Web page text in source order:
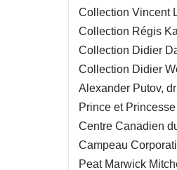
Collection Vincent
Collection Régis
Collection Didier
Collection Didier
Alexander Putov,
Prince et
Centre Canadien
Campeau
Peat Marwick